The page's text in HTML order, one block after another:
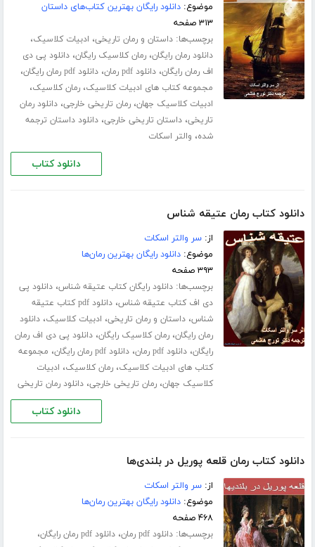
موضوع:دانلود رایگان بهترین کتاب‌های داستان
۳۱۳ صفحه
برچسب‌ها:داستان و رمان تاریخی، ادبیات کلاسیک،
دانلود رمان رایگان،رمان کلاسیک رایگان،دانلود پی دی
اف رمان رایگان،دانلود pdf رمان ،دانلود pdf رمان رایگان ،
مجموعه کتاب های ادبیات کلاسیک،رمان کلاسیک،
ادبیات کلاسیک جهان،رمان تاریخی خارجی،دانلود رمان
تاریخی،داستان تاریخی خارجی،دانلود داستان ترجمه
شده، والتر اسکات
دانلود کتاب
دانلود کتاب رمان عتیقه شناس
از:سر والتر اسکات
موضوع:دانلود رایگان بهترین رمان‌ها
۳۹۳ صفحه
برچسب‌ها:دانلود رایگان کتاب عتیقه شناس،دانلود پی
دی اف کتاب عتیقه شناس،
دانلود pdf کتاب عتیقه
شناس،داستان و رمان تاریخی، ادبیات کلاسیک،دانلود
رمان رایگان،رمان کلاسیک رایگان،دانلود پی دی اف رمان
رایگان،دانلود pdf رمان ،دانلود pdf رمان رایگان ، مجموعه
کتاب های ادبیات کلاسیک،رمان کلاسیک، ادبیات
کلاسیک جهان،رمان تاریخی خارجی،دانلود رمان تاریخی
دانلود کتاب
دانلود کتاب رمان قلعه پوریل در بلندی‌ها
از:سر والتر اسکات
موضوع:دانلود رایگان بهترین رمان‌ها
۴۶۸ صفحه
برچسب‌ها:دانلود pdf رمان ،دانلود pdf رمان رایگان ،